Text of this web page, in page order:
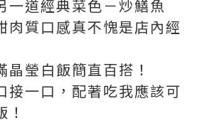
一道經典菜色－炒鱔魚
肉質口感真不愧是店內經
晶瑩白飯簡直百搭！
接一口，配著吃我應該可